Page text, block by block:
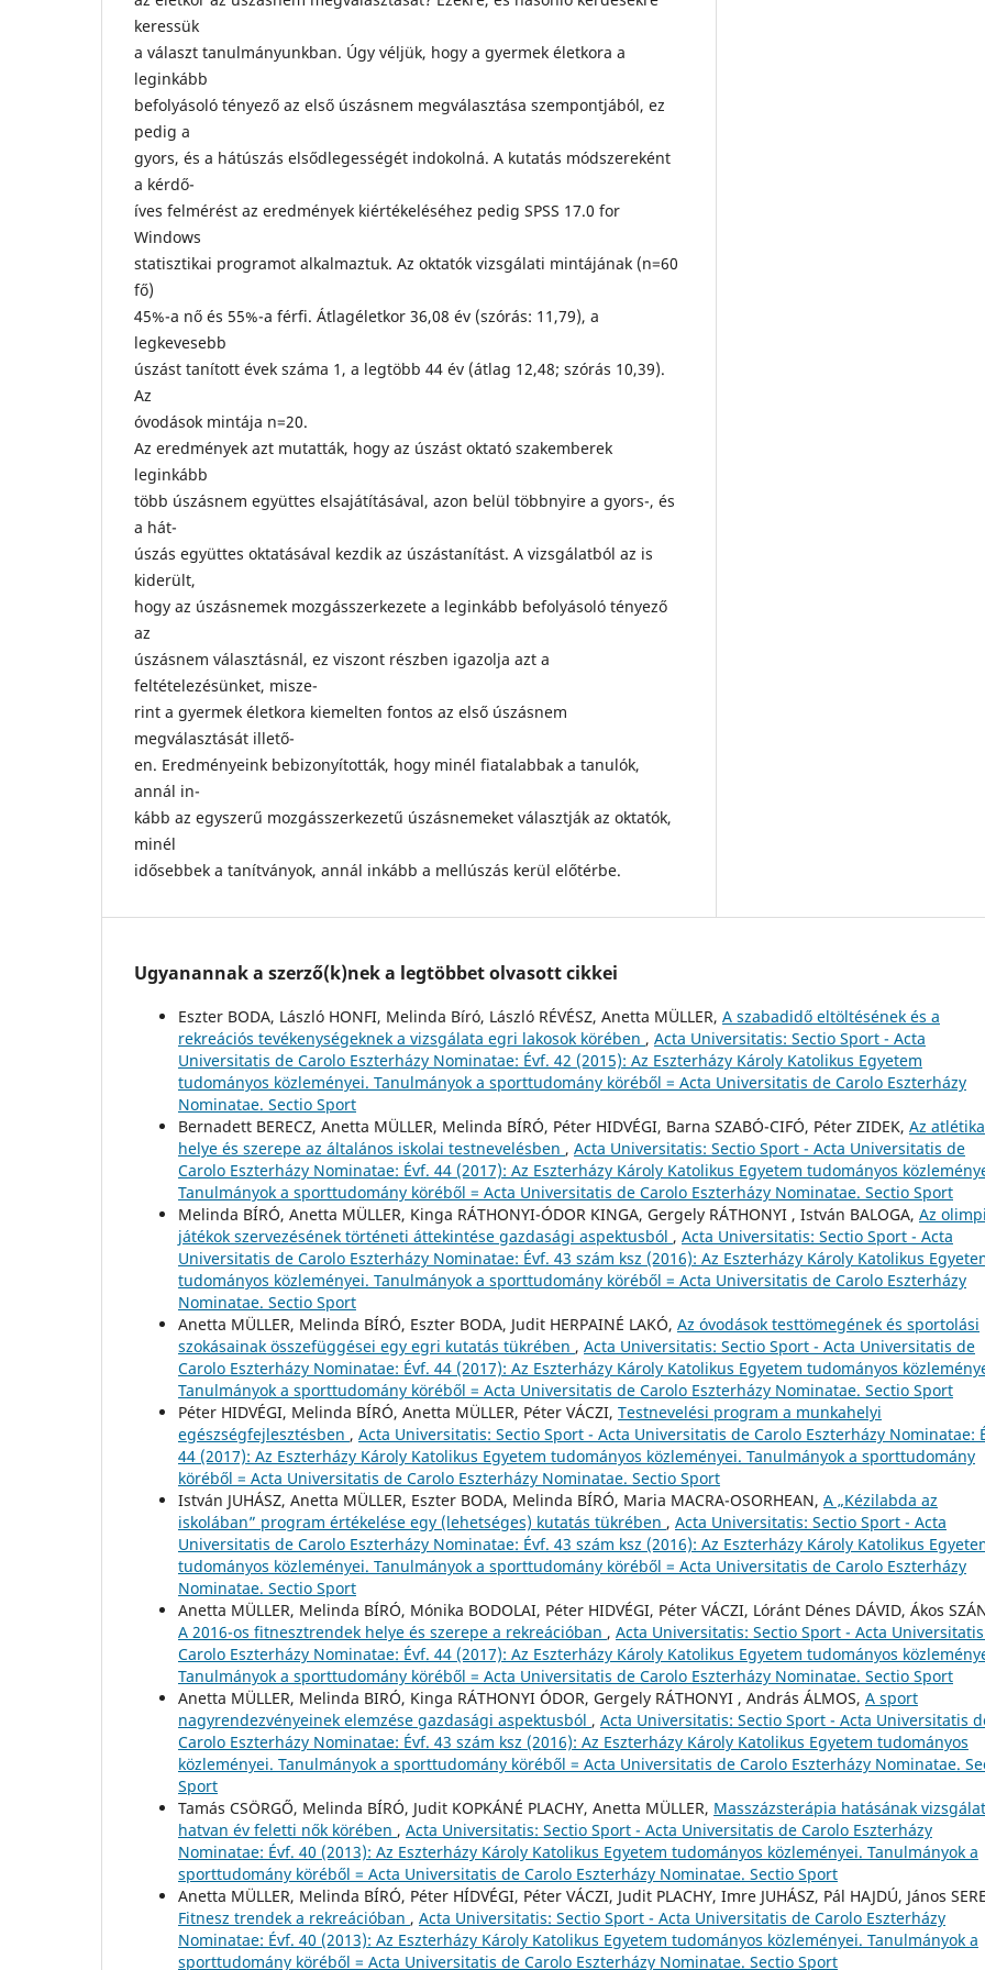
keressük
a választ tanulmányunkban. Úgy véljük, hogy a gyermek életkora a
leginkább
befolyásoló tényező az első úszásnem megválasztása szempontjából, ez
pedig a
gyors, és a hátúszás elsődlegességét indokolná. A kutatás módszereként
a kérdő-
íves felmérést az eredmények kiértékeléséhez pedig SPSS 17.0 for
Windows
statisztikai programot alkalmaztuk. Az oktatók vizsgálati mintájának (n=60
fő)
45%-a nő és 55%-a férfi. Átlagéletkor 36,08 év (szórás: 11,79), a
legkevesebb
úszást tanított évek száma 1, a legtöbb 44 év (átlag 12,48; szórás 10,39).
Az
óvodások mintája n=20.
Az eredmények azt mutatták, hogy az úszást oktató szakemberek
leginkább
több úszásnem együttes elsajátításával, azon belül többnyire a gyors-, és
a hát-
úszás együttes oktatásával kezdik az úszástanítást. A vizsgálatból az is
kiderült,
hogy az úszásnemek mozgásszerkezete a leginkább befolyásoló tényező
az
úszásnem választásnál, ez viszont részben igazolja azt a
feltételezésünket, misze-
rint a gyermek életkora kiemelten fontos az első úszásnem
megválasztását illető-
en. Eredményeink bebizonyították, hogy minél fiatalabbak a tanulók,
annál in-
kább az egyszerű mozgásszerkezetű úszásnemeket választják az oktatók,
minél
idősebbek a tanítványok, annál inkább a mellúszás kerül előtérbe.
Ugyanannak a szerző(k)nek a legtöbbet olvasott cikkei
Eszter BODA, László HONFI, Melinda Bíró, László RÉVÉSZ, Anetta MÜLLER, A szabadidő eltöltésének és a
rekreációs tevékenységeknek a vizsgálata egri lakosok körében , Acta Universitatis: Sectio Sport - Acta
Universitatis de Carolo Eszterházy Nominatae: Évf. 42 (2015): Az Eszterházy Károly Katolikus Egyetem
tudományos közleményei. Tanulmányok a sporttudomány köréből = Acta Universitatis de Carolo Eszterházy
Nominatae. Sectio Sport
Bernadett BERECZ, Anetta MÜLLER, Melinda BÍRÓ, Péter HIDVÉGI, Barna SZABÓ-CIFÓ, Péter ZIDEK, Az atlétika
helye és szerepe az általános iskolai testnevelésben , Acta Universitatis: Sectio Sport - Acta Universitatis de
Carolo Eszterházy Nominatae: Évf. 44 (2017): Az Eszterházy Károly Katolikus Egyetem tudományos
Tanulmányok a sporttudomány köréből = Acta Universitatis de Carolo Eszterházy Nominatae. Sectio Sport
Melinda BÍRÓ, Anetta MÜLLER, Kinga RÁTHONYI-ÓDOR KINGA, Gergely RÁTHONYI , István BALOGA, Az
játékok szervezésének történeti áttekintése gazdasági aspektusból , Acta Universitatis: Sectio Sport - Acta
Universitatis de Carolo Eszterházy Nominatae: Évf. 43 szám ksz (2016): Az Eszterházy Károly Katolikus
tudományos közleményei. Tanulmányok a sporttudomány köréből = Acta Universitatis de Carolo Eszterházy
Nominatae. Sectio Sport
Anetta MÜLLER, Melinda BÍRÓ, Eszter BODA, Judit HERPAINÉ LAKÓ, Az óvodások testtömegének és sportolási
szokásainak összefüggései egy egri kutatás tükrében , Acta Universitatis: Sectio Sport - Acta Universitatis de
Carolo Eszterházy Nominatae: Évf. 44 (2017): Az Eszterházy Károly Katolikus Egyetem tudományos
Tanulmányok a sporttudomány köréből = Acta Universitatis de Carolo Eszterházy Nominatae. Sectio Sport
Péter HIDVÉGI, Melinda BÍRÓ, Anetta MÜLLER, Péter VÁCZI, Testnevelési program a munkahelyi
egészségfejlesztésben , Acta Universitatis: Sectio Sport - Acta Universitatis de Carolo Eszterházy Nominatae:
44 (2017): Az Eszterházy Károly Katolikus Egyetem tudományos közleményei. Tanulmányok a sporttudomány
köréből = Acta Universitatis de Carolo Eszterházy Nominatae. Sectio Sport
István JUHÁSZ, Anetta MÜLLER, Eszter BODA, Melinda BÍRÓ, Maria MACRA-OSORHEAN, A „Kézilabda az
iskolában” program értékelése egy (lehetséges) kutatás tükrében , Acta Universitatis: Sectio Sport - Acta
Universitatis de Carolo Eszterházy Nominatae: Évf. 43 szám ksz (2016): Az Eszterházy Károly Katolikus
tudományos közleményei. Tanulmányok a sporttudomány köréből = Acta Universitatis de Carolo Eszterházy
Nominatae. Sectio Sport
Anetta MÜLLER, Melinda BÍRÓ, Mónika BODOLAI, Péter HIDVÉGI, Péter VÁCZI, Lóránt Dénes DÁVID, Ákos
A 2016-os fitnesztrendek helye és szerepe a rekreációban , Acta Universitatis: Sectio Sport - Acta
Carolo Eszterházy Nominatae: Évf. 44 (2017): Az Eszterházy Károly Katolikus Egyetem tudományos
Tanulmányok a sporttudomány köréből = Acta Universitatis de Carolo Eszterházy Nominatae. Sectio Sport
Anetta MÜLLER, Melinda BIRÓ, Kinga RÁTHONYI ÓDOR, Gergely RÁTHONYI , András ÁLMOS, A sport
nagyrendezvényeinek elemzése gazdasági aspektusból , Acta Universitatis: Sectio Sport - Acta Universitatis
Carolo Eszterházy Nominatae: Évf. 43 szám ksz (2016): Az Eszterházy Károly Katolikus Egyetem tudományos
közleményei. Tanulmányok a sporttudomány köréből = Acta Universitatis de Carolo Eszterházy Nominatae.
Sport
Tamás CSÖRGŐ, Melinda BÍRÓ, Judit KOPKÁNÉ PLACHY, Anetta MÜLLER, Masszázsterápia hatásának
hatvan év feletti nők körében , Acta Universitatis: Sectio Sport - Acta Universitatis de Carolo Eszterházy
Nominatae: Évf. 40 (2013): Az Eszterházy Károly Katolikus Egyetem tudományos közleményei. Tanulmányok a
sporttudomány köréből = Acta Universitatis de Carolo Eszterházy Nominatae. Sectio Sport
Anetta MÜLLER, Melinda BÍRÓ, Péter HÍDVÉGI, Péter VÁCZI, Judit PLACHY, Imre JUHÁSZ, Pál HAJDÚ, János
Fitnesz trendek a rekreációban , Acta Universitatis: Sectio Sport - Acta Universitatis de Carolo Eszterházy
Nominatae: Évf. 40 (2013): Az Eszterházy Károly Katolikus Egyetem tudományos közleményei. Tanulmányok a
sporttudomány köréből = Acta Universitatis de Carolo Eszterházy Nominatae. Sectio Sport